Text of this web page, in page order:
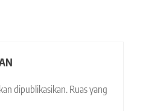
dipublikasikan. Ruas yang